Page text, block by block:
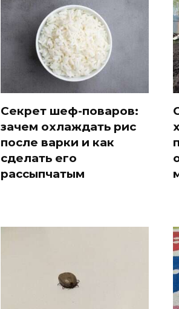
Секрет шеф-поваров:
зачем охлаждать рис
после варки и как
сделать его
рассыпчатым